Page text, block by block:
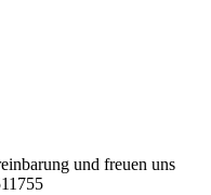
und freuen uns